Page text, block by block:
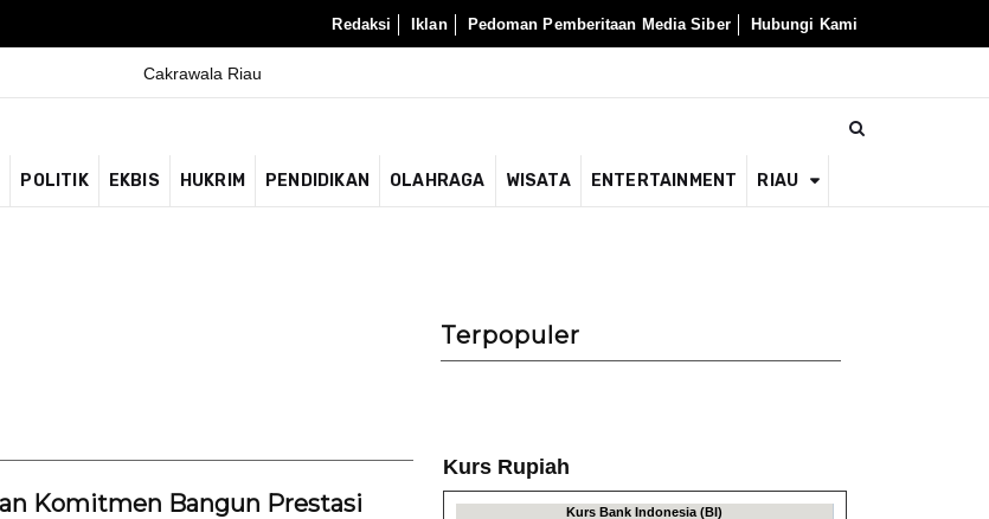
Redaksi Iklan Pedoman Pemberitaan Media Siber Hubungi Kami
POLITIK EKBIS HUKRIM PENDIDIKAN OLAHRAGA WISATA ENTERTAINMENT RIAU
Terpopuler
Komitmen Bangun Prestasi
Kurs Rupiah